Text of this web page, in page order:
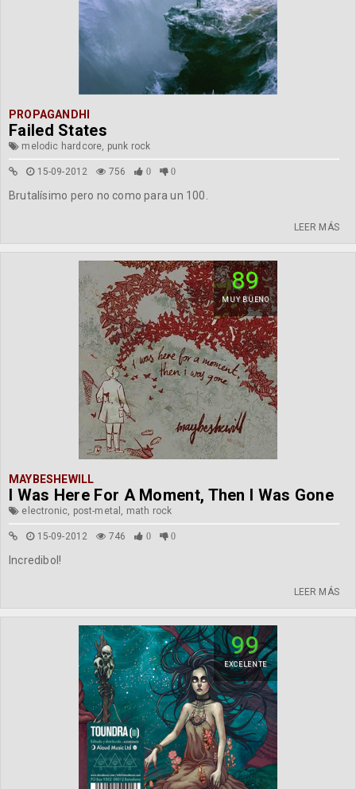
PROPAGANDHI
Failed States
melodic hardcore, punk rock
15-09-2012 756 0 0
Brutalísimo pero no como para un 100.
LEER MÁS
89
MUY BUENO
MAYBESHEWILL
I Was Here For A Moment, Then I Was Gone
electronic, post-metal, math rock
15-09-2012 746 0 0
Incredibol!
LEER MÁS
99
EXCELENTE